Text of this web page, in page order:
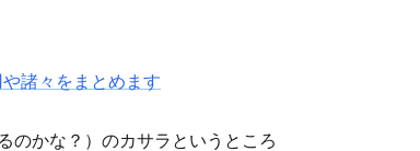
諸々をまとめます
のかな？）のカサラというところ